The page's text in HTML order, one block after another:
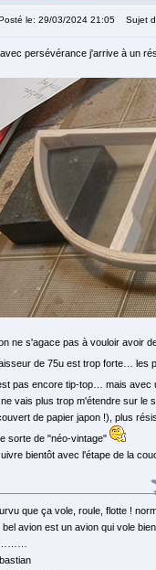
le: 29/03/2024 21:05 Sujet
persévérance j'arrive à un
ne s'agace pas à vouloir avoir
de 75u est trop forte… les
pas encore tip-top… mais avec
vais plus trop m'étendre sur le
de papier japon !), plus
sorte de "néo-vintage"
bientôt avec l'étape de la
que ça vole, roule, flotte !
bel avion est un avion qui vole